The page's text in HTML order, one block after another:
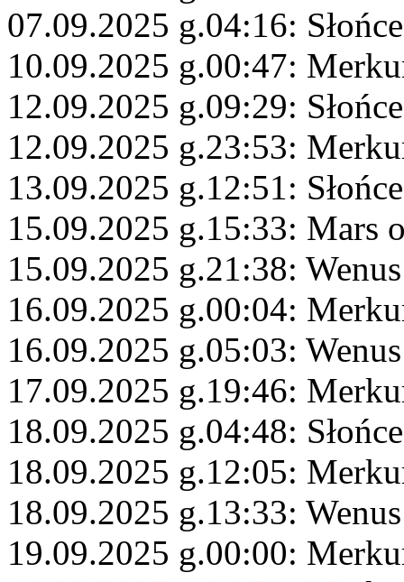
07.09.2025 g.04:16:
10.09.2025 g.00:47:
12.09.2025 g.09:29:
12.09.2025 g.23:53:
13.09.2025 g.12:51:
15.09.2025 g.15:33: Mars
15.09.2025 g.21:38:
16.09.2025 g.00:04:
16.09.2025 g.05:03:
17.09.2025 g.19:46:
18.09.2025 g.04:48:
18.09.2025 g.12:05:
18.09.2025 g.13:33:
19.09.2025 g.00:00: